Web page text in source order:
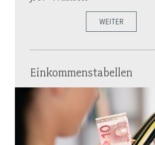
WEITER
Einkommenstabellen